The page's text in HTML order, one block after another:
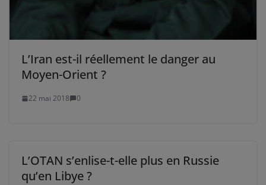
L’Iran est-il réellement le danger au
Moyen-Orient ?
22 mai 2018 0
L’OTAN s’enlise-t-elle plus en Russie
qu’en Libye ?